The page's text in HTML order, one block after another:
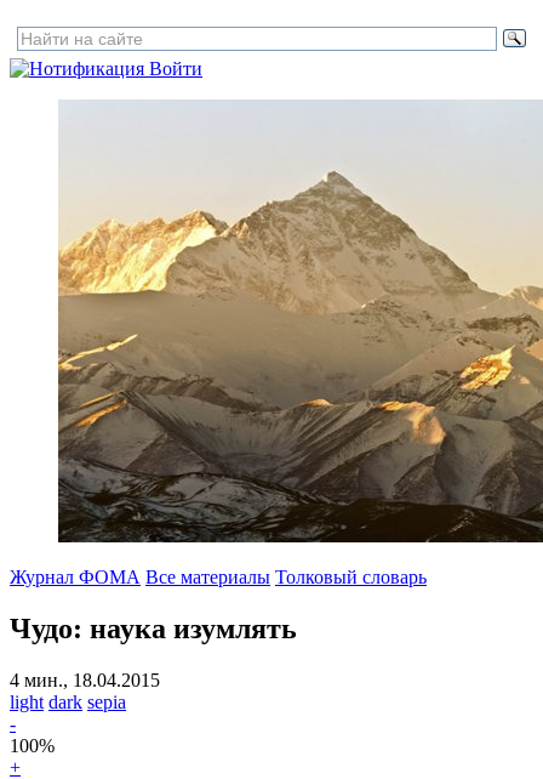
Войти
Журнал ФОМА Все материалы Толковый словарь
Чудо: наука изумлять
4 мин., 18.04.2015
light dark sepia
-
100%
+